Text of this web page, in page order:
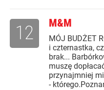
M&M
MÓJ BUDŻET
i czternastka,
brak...
muszę
przynajmniej
-
12